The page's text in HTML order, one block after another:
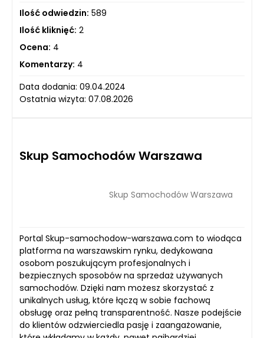
Ilość odwiedzin: 589
Ilość kliknięć: 2
Ocena: 4
Komentarzy: 4
Data dodania: 09.04.2024
Ostatnia wizyta: 07.08.2026
Skup Samochodów Warszawa
Skup Samochodów Warszawa
Portal Skup-samochodow-warszawa.com to wiodąca
platforma na warszawskim rynku, dedykowana
osobom poszukującym profesjonalnych i
bezpiecznych sposobów na sprzedaż używanych
samochodów. Dzięki nam możesz skorzystać z
unikalnych usług, które łączą w sobie fachową
obsługę oraz pełną transparentność. Nasze podejście
do klientów odzwierciedla pasję i zaangażowanie,